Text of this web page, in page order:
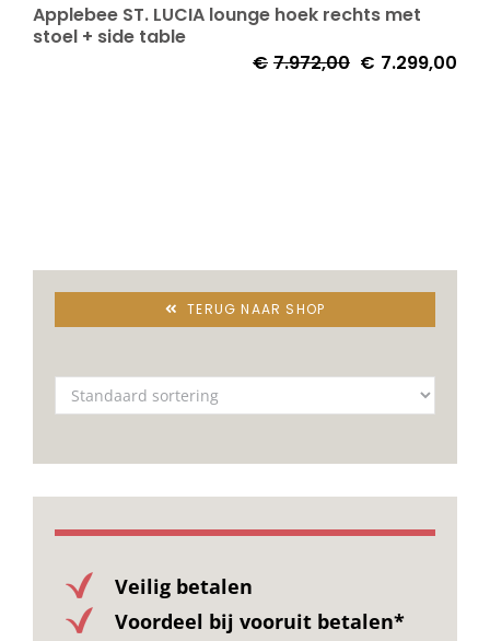
Applebee ST. LUCIA lounge hoek rechts met
stoel + side table
€ 7.972,00 Oorspronkelijke
€ 7.299,00
TERUG NAAR SHOP
Veilig betalen
Voordeel bij vooruit betalen*